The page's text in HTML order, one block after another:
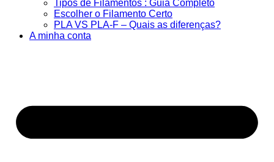
Tipos de Filamentos : Guia Completo
Escolher o Filamento Certo
PLA VS PLA-F – Quais as diferenças?
A minha conta